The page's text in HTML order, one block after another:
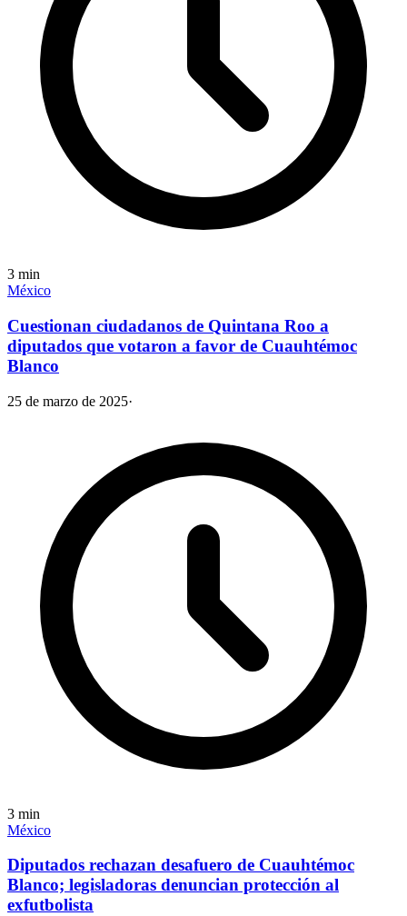
3 min
México
Cuestionan ciudadanos de Quintana Roo a
diputados que votaron a favor de Cuauhtémoc
Blanco
25 de marzo de 2025·
3 min
México
Diputados rechazan desafuero de Cuauhtémoc
Blanco; legisladoras denuncian protección al
exfutbolista